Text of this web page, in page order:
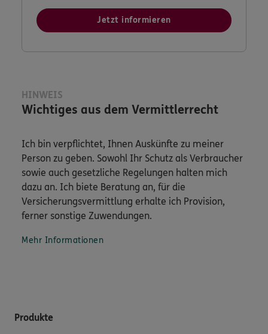
Jetzt informieren
HINWEIS
Wichtiges aus dem Vermittlerrecht
Ich bin verpflichtet, Ihnen Auskünfte zu meiner
Person zu geben. Sowohl Ihr Schutz als Verbraucher
sowie auch gesetzliche Regelungen halten mich
dazu an. Ich biete Beratung an, für die
Versicherungsvermittlung erhalte ich Provision,
ferner sonstige Zuwendungen.
Mehr Informationen
Produkte